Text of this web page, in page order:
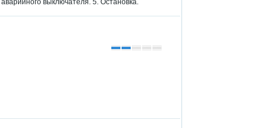
выключателя. 5. Остановка.